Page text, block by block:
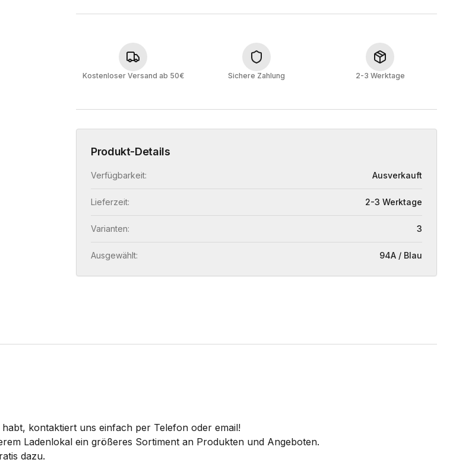
Kostenloser Versand ab 50€ Sichere Zahlung 2-3 Werktage
Produkt-Details
Verfügbarkeit: Ausverkauft
Lieferzeit: 2-3 Werktage
Varianten: 3
Ausgewählt: 94A / Blau
kontaktiert uns einfach per Telefon oder email!
Ladenlokal ein größeres Sortiment an Produkten und Angeboten.
dazu.